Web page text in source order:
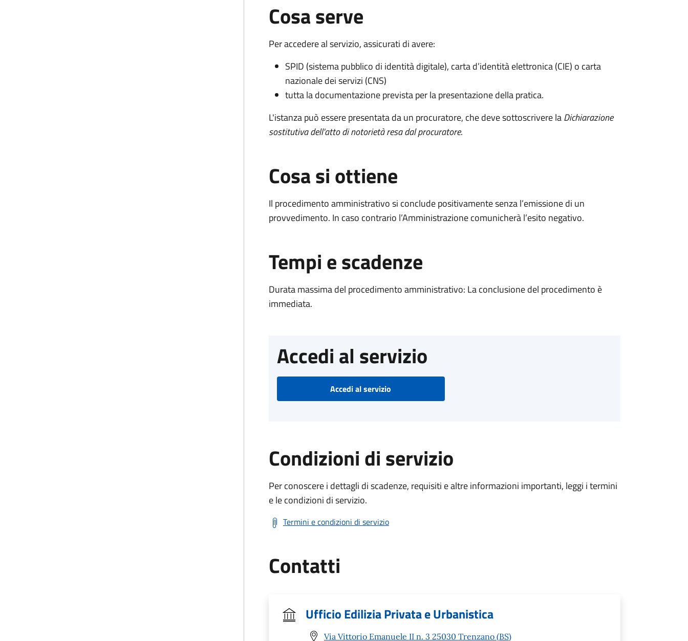
Cosa serve
Per accedere al servizio, assicurati di avere:
SPID (sistema pubblico di identità digitale), carta d’identità elettronica (CIE) o carta
nazionale dei servizi (CNS)
tutta la documentazione prevista per la presentazione della pratica.
L'istanza può essere presentata da un procuratore, che deve sottoscrivere laDichiarazione
sostitutiva dell'atto di notorietà resa dal procuratore.
Cosa si ottiene
Il procedimento amministrativo si conclude positivamente senza l’emissione di un
provvedimento. In caso contrario l’Amministrazione comunicherà l’esito negativo.
Tempi e scadenze
Durata massima del procedimento amministrativo: La conclusione del procedimento è
immediata.
Accedi al servizio
Accedi al servizio
Condizioni di servizio
Per conoscere i dettagli di scadenze, requisiti e altre informazioni importanti, leggi i termini
e le condizioni di servizio.
Termini e condizioni di servizio
Contatti
Ufficio Edilizia Privata e Urbanistica
Via Vittorio Emanuele II n. 3 25030 Trenzano (BS)